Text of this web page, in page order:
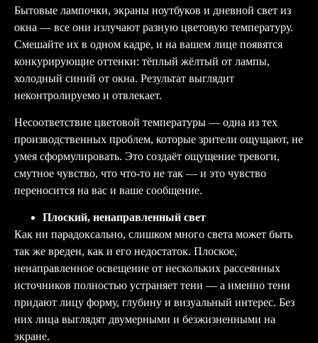
Бытовые лампочки, экраны ноутбуков и дневной свет из
окна — все они излучают разную цветовую температуру.
Смешайте их в одном кадре, и на вашем лице появятся
конкурирующие оттенки: тёплый жёлтый от лампы,
холодный синий от окна. Результат выглядит
неконтролируемо и отвлекает.
Несоответствие цветовой температуры — одна из тех
производственных проблем, которые зрители ощущают, не
умея сформулировать. Это создаёт ощущение тревоги,
смутное чувство, что что-то не так — и это чувство
переносится на вас и ваше сообщение.
Плоский, ненаправленный свет
Как ни парадоксально, слишком много света может быть
так же вреден, как и его недостаток. Плоское,
ненаправленное освещение от нескольких рассеянных
источников полностью устраняет тени — а именно тени
придают лицу форму, глубину и визуальный интерес. Без
них лица выглядят двумерными и безжизненными на
экране.